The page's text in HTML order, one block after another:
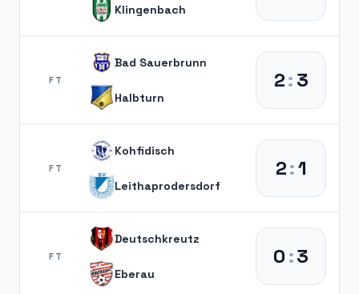
Klingenbach
FT
Bad Sauerbrunn
Halbturn
2:3
FT
Kohfidisch
Leithaprodersdorf
2:1
FT
Deutschkreutz
Eberau
0:3